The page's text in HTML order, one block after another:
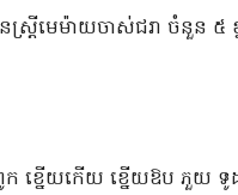
ស្ត្រីមេម៉ាយចាស់ជរា ចំនួន ៥
ក ខ្នើយកើយ ខ្នើយឱប ភួយ ទូ